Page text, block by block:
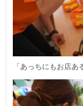
「あっちにもお店あ